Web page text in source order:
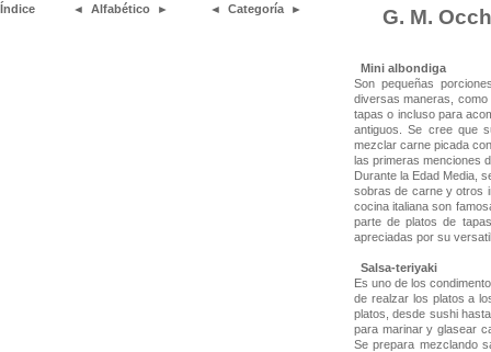
Índice ◄ Alfabético ► ◄ Categoría ► G. M.
Mini albondiga
Son pequeñas
diversas maneras,
tapas o incluso para
antiguos. Se cree que
mezclar carne picada
las primeras menciones
Durante la Edad Media,
sobras de carne y otros
cocina italiana son
parte de platos de
apreciadas por su
Salsa-teriyaki
Es uno de los
de realzar los platos a
platos, desde sushi
para marinar y glasear
Se prepara mezclando